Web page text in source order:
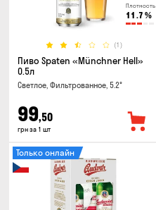
Плотность
11.7 %
(1)
Пиво Spaten «Münchner Hell»
0.5л
Светлое, Фильтрованное, 5.2°
99,50
грн за 1 шт
Только онлайн